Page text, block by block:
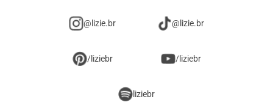
@lizie.br @lizie.br
/liziebr /liziebr
liziebr